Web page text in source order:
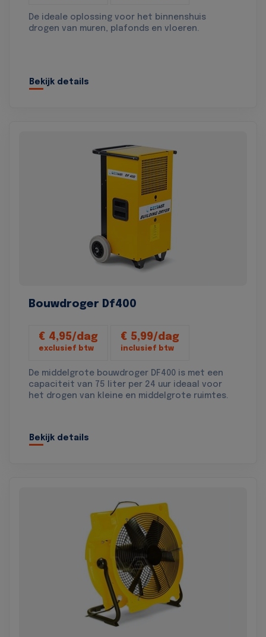
De ideale oplossing voor het binnenshuis
drogen van muren, plafonds en vloeren.
Bekijk details
Bouwdroger Df400
€ 4,95/dag
exclusief btw
€ 5,99/dag
inclusief btw
De middelgrote bouwdroger DF400 is met een
capaciteit van 75 liter per 24 uur ideaal voor
het drogen van kleine en middelgrote ruimtes.
Bekijk details